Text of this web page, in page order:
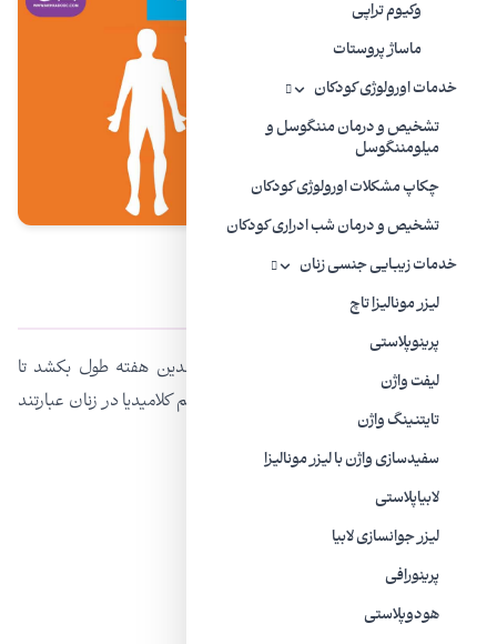
وکیوم تراپی
ماساژ پروستات
خدمات اورولوژی کودکان
تشخیص و درمان مننگوسل و
میلومننگوسل
چکاپ مشکلات اورولوژی کودکان
تشخیص و درمان شب ادراری کودکان
خدمات زیبایی جنسی زنان
لیزر مونالیزا تاچ
پرینوپلاستی
لیفت واژن
تایتنینگ واژن
سفیدسازی واژن با لیزر مونالیزا
لابیاپلاستی
ليزر جوانسازی لابیا
پرینورافی
هودوپلاستی
علائم کلامیدیا در زنان
اگر زنی به STI مبتلا شود، ممکن است چندین هفته طول بکشد تا
علائمش ظاهر شود. بعضی از شایع‌ترین علائم کلامیدیا در زنان عبارتند
رابطه جنسی دردناک (دیسپارونی)
ترشحات واژینال
احساس سوزش در هنگام ادرار
درد قسمت پایین شکم